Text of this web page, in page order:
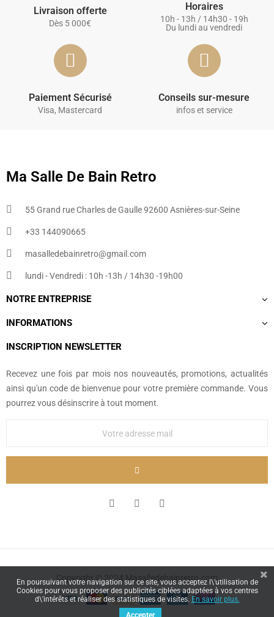
Livraison offerte
Dès 5 000€
Horaires
10h - 13h / 14h30 - 19h
Du lundi au vendredi
Paiement Sécurisé
Visa, Mastercard
Conseils sur-mesure
infos et service
Ma Salle De Bain Retro
55 Grand rue Charles de Gaulle 92600 Asnières-sur-Seine
+33 144090665​
masalledebainretro@gmail.com
lundi - Vendredi : 10h -13h / 14h30 -19h00
NOTRE ENTREPRISE
INFORMATIONS
INSCRIPTION NEWSLETTER
Recevez une fois par mois nos nouveautés, promotions, actualités
ainsi qu'un code de bienvenue pour votre première commande. Vous
pourrez vous désinscrire à tout moment.
Copyright © 2024 Masalledebainretro.com
En poursuivant votre navigation sur ce site, vous acceptez l\'utilisation de
Cookies pour vous proposer des publicités ciblées adaptées à vos centres
d\'intérêts et réaliser des statistiques de visites. En savoir plus.
Accepter